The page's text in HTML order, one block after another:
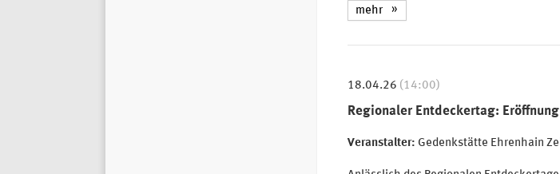
mehr
18.04.26 (14:00)
Regionaler Entdeckertag:
Veranstalter: Gedenkstätte Ehrenhain